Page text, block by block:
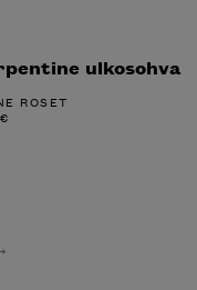
ulkosohva
ROSET
€